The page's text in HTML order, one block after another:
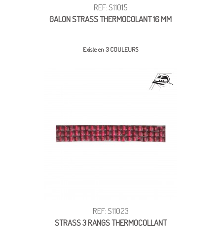
REF: S11015
GALON STRASS THERMOCOLANT 16 MM
Existe en 3 COULEURS
REF: S11023
STRASS 3 RANGS THERMOCOLLANT